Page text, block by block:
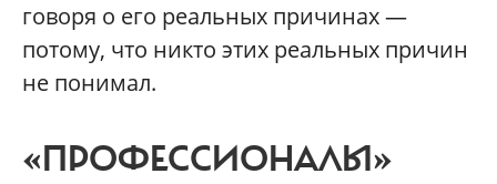
говоря о его реальных причинах —
потому, что никто этих реальных причин
не понимал.
«ПРОФЕССИОНАЛЫ»